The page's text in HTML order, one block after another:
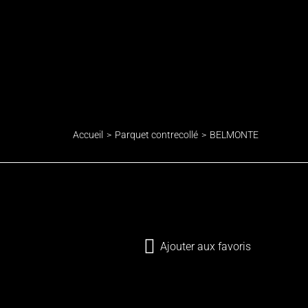
Accueil Parquet contrecollé BELMONTE
Ajouter aux favoris